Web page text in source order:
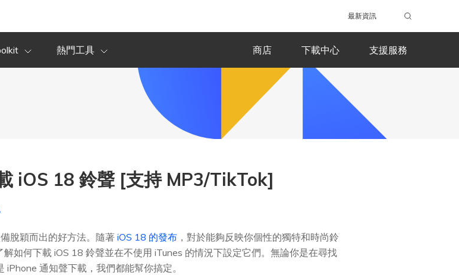
最新資訊
熱門工具 商店 下載中心 支援服務
iOS 18 鈴聲 [支持 MP3/TikTok]
脫穎而出的好方法。隨著 iOS 18 的發布 ，對於能夠反映你個性的獨特和時尚鈴
如何下載 iOS 18 鈴聲並在不使用 iTunes 的情況下設定它們。無論你是在尋找
iPhone 通知聲下載，我們都能幫你搞定。